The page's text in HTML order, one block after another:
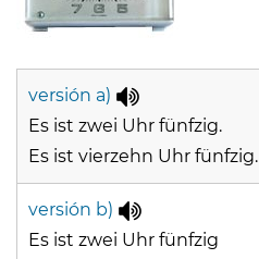
versión a)
Es ist zwei Uhr fünfzig.
Es ist vierzehn Uhr fünfzig.
versión b)
Es ist zwei Uhr fünfzig